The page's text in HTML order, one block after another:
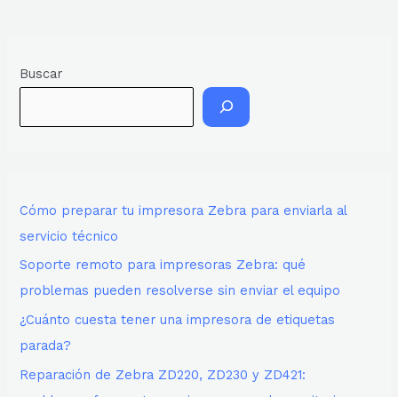
Buscar
Cómo preparar tu impresora Zebra para enviarla al
servicio técnico
Soporte remoto para impresoras Zebra: qué
problemas pueden resolverse sin enviar el equipo
¿Cuánto cuesta tener una impresora de etiquetas
parada?
Reparación de Zebra ZD220, ZD230 y ZD421: